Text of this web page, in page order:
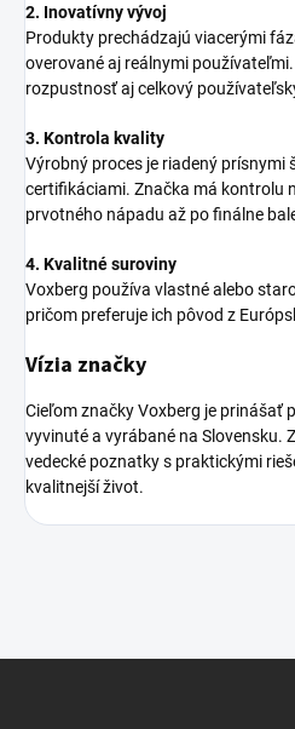
2. Inovatívny vývoj
Produkty prechádzajú viacerými
overované aj reálnymi
rozpustnosť aj celkový
3. Kontrola kvality
Výrobný proces je riadený prísnymi
certifikáciami. Značka má kontrolu
prvotného nápadu až po finálne
4. Kvalitné suroviny
Voxberg používa vlastné alebo
pričom preferuje ich pôvod z
Vízia značky
Cieľom značky Voxberg je prinášať
vyvinuté a vyrábané na Slovensku.
vedecké poznatky s praktickými
kvalitnejší život.